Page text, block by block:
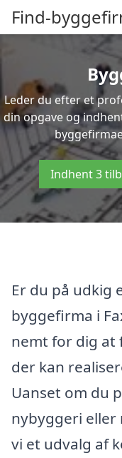
Find-
Leder du efter et
din opgave og
Indhent 3
Er du på udkig
byggefirma i
nemt for dig at
der kan
Uanset om du
nybyggeri
vi et udvalg af